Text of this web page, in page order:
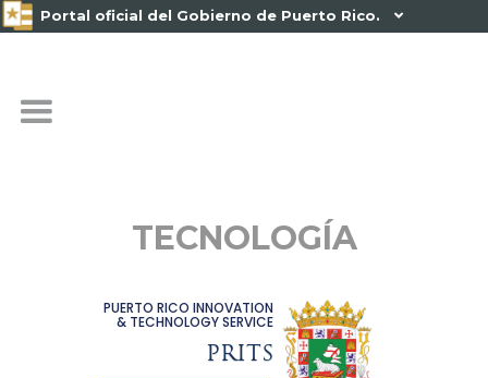
Portal oficial del Gobierno de Puerto Rico. 
TECNOLOGÍA
PUERTO RICO INNOVATION
& TECHNOLOGY SERVICE
PRITS